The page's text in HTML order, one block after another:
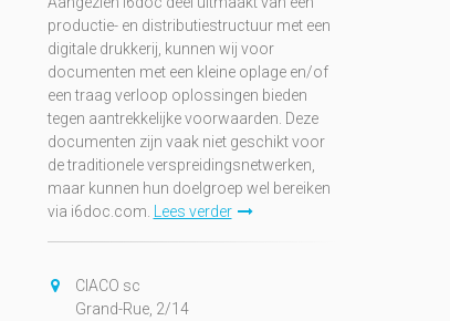
productie- en distributiestructuur met een
digitale drukkerij, kunnen wij voor
documenten met een kleine oplage en/of
een traag verloop oplossingen bieden
tegen aantrekkelijke voorwaarden. Deze
documenten zijn vaak niet geschikt voor
de traditionele verspreidingsnetwerken,
maar kunnen hun doelgroep wel bereiken
via i6doc.com.
Lees verder
CIACO sc
Grand-Rue, 2/14